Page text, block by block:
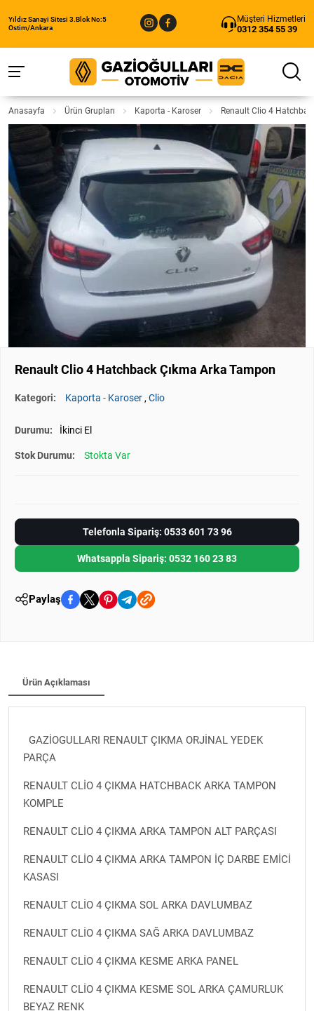
Yıldız Sanayi Sitesi 3.Blok No:5
Ostim/Ankara
Müşteri Hizmetleri
0312 354 55 39
Anasayfa Ürün Grupları Kaporta - Karoser Renault Clio 4
Renault Clio 4 Hatchback Çıkma Arka Tampon
Kategori: Kaporta - Karoser , Clio
Durumu: İkinci El
Stok Durumu: Stokta Var
Telefonla Sipariş: 0533 601 73 96
Whatsappla Sipariş: 0532 160 23 83
Paylaş
Ürün Açıklaması
GAZİOGULLARI RENAULT ÇIKMA ORJİNAL YEDEK
PARÇA
RENAULT CLİO 4 ÇIKMA HATCHBACK ARKA TAMPON
KOMPLE
RENAULT CLİO 4 ÇIKMA ARKA TAMPON ALT PARÇASI
RENAULT CLİO 4 ÇIKMA ARKA TAMPON İÇ DARBE EMİCİ
KASASI
RENAULT CLİO 4 ÇIKMA SOL ARKA DAVLUMBAZ
RENAULT CLİO 4 ÇIKMA SAĞ ARKA DAVLUMBAZ
RENAULT CLİO 4 ÇIKMA KESME ARKA PANEL
RENAULT CLİO 4 ÇIKMA KESME SOL ARKA ÇAMURLUK
BEYAZ RENK